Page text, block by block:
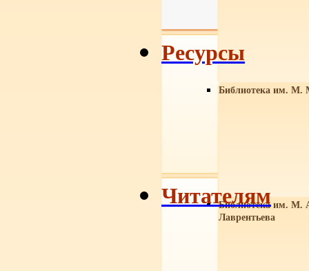
Библиотека им. М.
Библиотека им. М.
Лаврентьева
Ресурсы
Читателям